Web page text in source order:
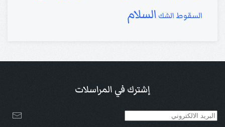
السقوط الشك السلام
إشترك في المراسلات